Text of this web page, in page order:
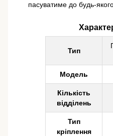
пасуватиме до будь-
Тип
Модель
Кількість
відділень
Тип
кріплення